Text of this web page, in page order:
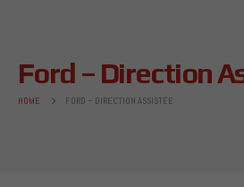
Ford – Direction
HOME FORD – DIRECTION ASSISTÉE